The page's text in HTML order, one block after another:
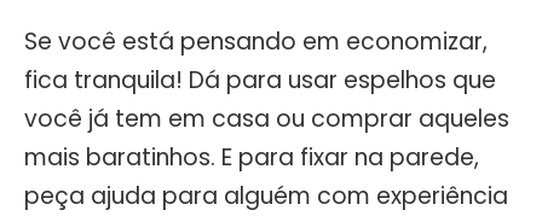
Se você está pensando em economizar,
fica tranquila! Dá para usar espelhos que
você já tem em casa ou comprar aqueles
mais baratinhos. E para fixar na parede,
peça ajuda para alguém com experiência